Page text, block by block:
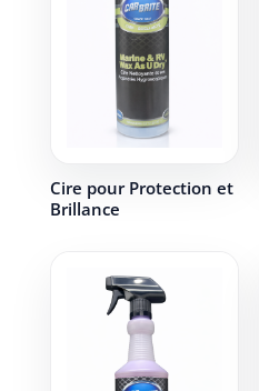
Cire pour Protection et
Brillance